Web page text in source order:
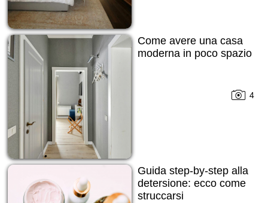
Come avere una casa
moderna in poco spazio
4
Guida step-by-step alla
detersione: ecco come
struccarsi